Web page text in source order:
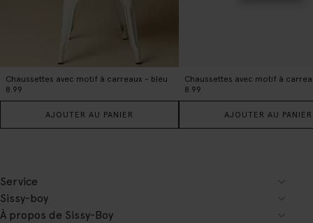
Chaussettes avec motif à carreaux - bleu
8.99
AJOUTER AU PANIER
Chaussettes avec motif à
8.99
AJOUTER AU PANIER
Service
Sissy-boy
À propos de Sissy-Boy